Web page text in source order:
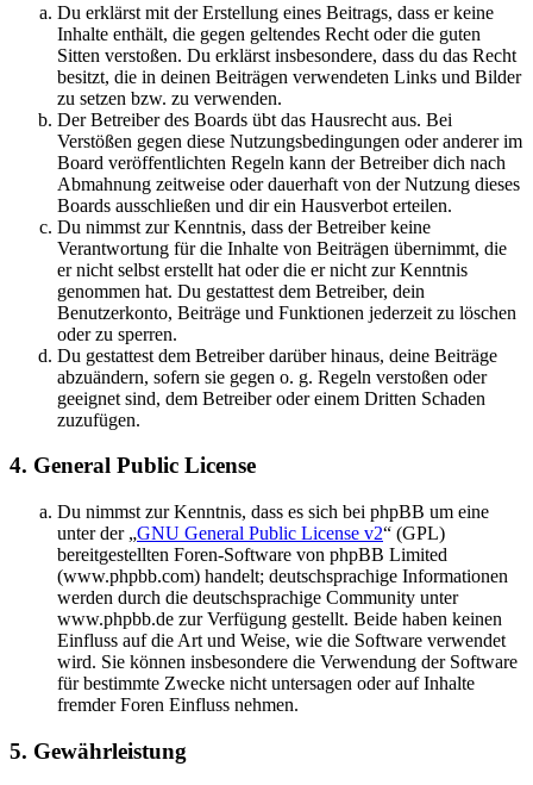
Du erklärst mit der Erstellung eines Beitrags, dass er keine
Inhalte enthält, die gegen geltendes Recht oder die guten
Sitten verstoßen. Du erklärst insbesondere, dass du das Recht
besitzt, die in deinen Beiträgen verwendeten Links und Bilder
zu setzen bzw. zu verwenden.
Der Betreiber des Boards übt das Hausrecht aus. Bei
Verstößen gegen diese Nutzungsbedingungen oder anderer im
Board veröffentlichten Regeln kann der Betreiber dich nach
Abmahnung zeitweise oder dauerhaft von der Nutzung dieses
Boards ausschließen und dir ein Hausverbot erteilen.
Du nimmst zur Kenntnis, dass der Betreiber keine
Verantwortung für die Inhalte von Beiträgen übernimmt, die
er nicht selbst erstellt hat oder die er nicht zur Kenntnis
genommen hat. Du gestattest dem Betreiber, dein
Benutzerkonto, Beiträge und Funktionen jederzeit zu löschen
oder zu sperren.
Du gestattest dem Betreiber darüber hinaus, deine Beiträge
abzuändern, sofern sie gegen o. g. Regeln verstoßen oder
geeignet sind, dem Betreiber oder einem Dritten Schaden
zuzufügen.
4. General Public License
Du nimmst zur Kenntnis, dass es sich bei phpBB um eine
unter der „GNU General Public License v2“ (GPL)
bereitgestellten Foren-Software von phpBB Limited
(www.phpbb.com) handelt; deutschsprachige Informationen
werden durch die deutschsprachige Community unter
www.phpbb.de zur Verfügung gestellt. Beide haben keinen
Einfluss auf die Art und Weise, wie die Software verwendet
wird. Sie können insbesondere die Verwendung der Software
für bestimmte Zwecke nicht untersagen oder auf Inhalte
fremder Foren Einfluss nehmen.
5. Gewährleistung